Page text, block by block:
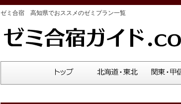
ゼミ合宿 高知県でおススメのゼミプラン一覧